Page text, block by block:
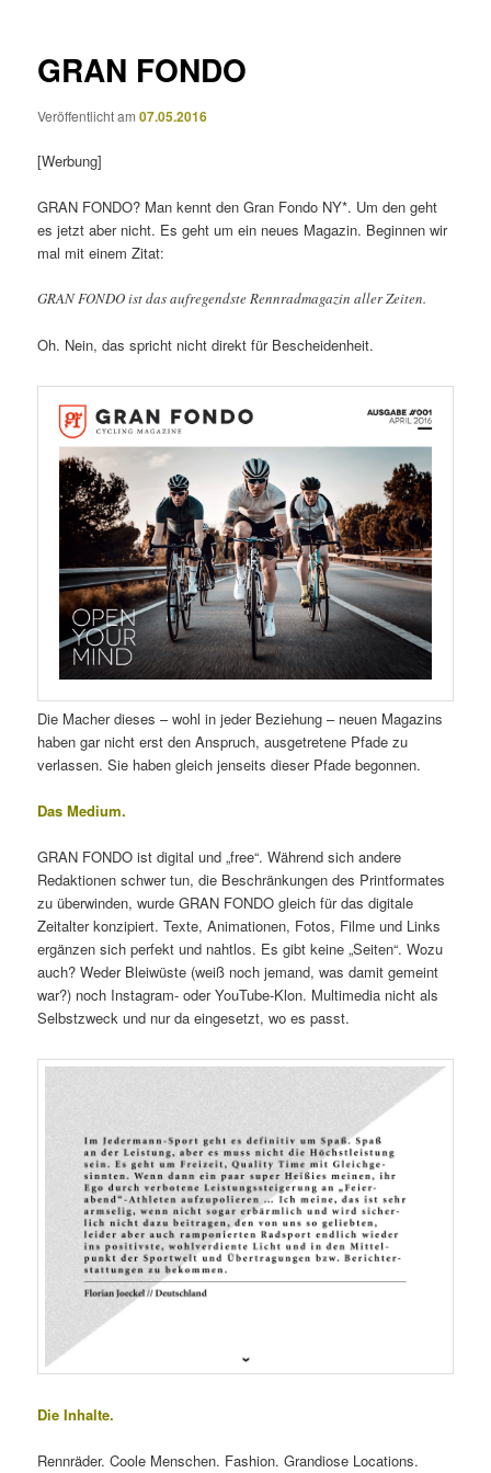
GRAN FONDO
Veröffentlicht am07.05.2016
[Werbung]
GRAN FONDO? Man kennt den Gran Fondo NY*. Um den geht
es jetzt aber nicht. Es geht um ein neues Magazin. Beginnen wir
mal mit einem Zitat:
GRAN FONDO ist das aufregendste Rennradmagazin aller Zeiten.
Oh. Nein, das spricht nicht direkt für Bescheidenheit.
Die Macher dieses – wohl in jeder Beziehung – neuen Magazins
haben gar nicht erst den Anspruch, ausgetretene Pfade zu
verlassen. Sie haben gleich jenseits dieser Pfade begonnen.
Das Medium.
GRAN FONDO ist digital und „free“. Während sich andere
Redaktionen schwer tun, die Beschränkungen des Printformates
zu überwinden, wurde GRAN FONDO gleich für das digitale
Zeitalter konzipiert. Texte, Animationen, Fotos, Filme und Links
ergänzen sich perfekt und nahtlos. Es gibt keine „Seiten“. Wozu
auch? Weder Bleiwüste (weiß noch jemand, was damit gemeint
war?) noch Instagram- oder YouTube-Klon. Multimedia nicht als
Selbstzweck und nur da eingesetzt, wo es passt.
Die Inhalte.
Rennräder. Coole Menschen. Fashion. Grandiose Locations.